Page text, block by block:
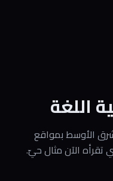
اللغة
الأوسط بمواقع
تقرأه الآن مثال حيّ.